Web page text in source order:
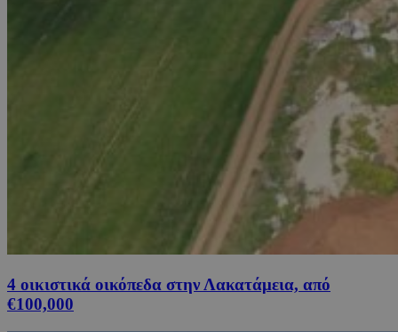
4 οικιστικά οικόπεδα στην Λακατάμεια, από
€100,000